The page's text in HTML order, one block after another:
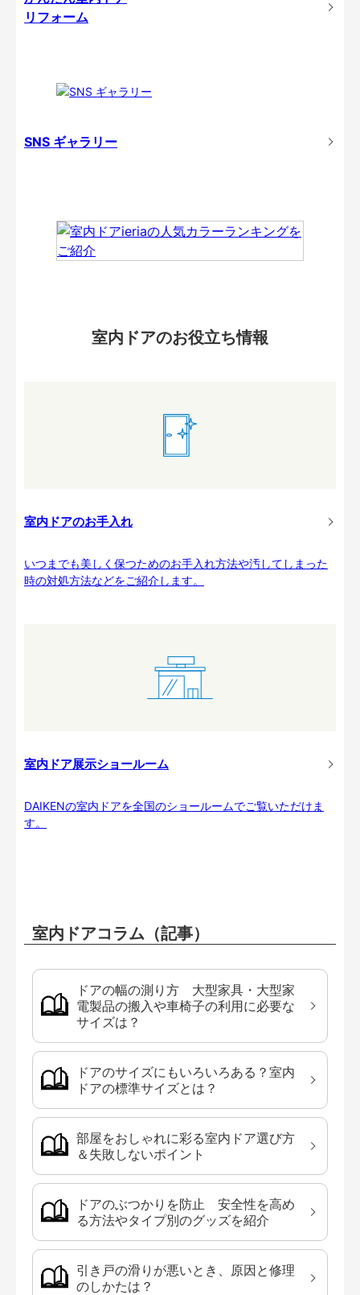
リフォーム
SNS ギャラリー
室内ドアのお役立ち情報
室内ドアのお手入れ
いつまでも美しく保つためのお手入れ方法や汚してしまった
時の対処方法などをご紹介します。
室内ドア展示ショールーム
DAIKENの室内ドアを全国のショールームでご覧いただけま
す。
室内ドアコラム（記事）
ドアの幅の測り方 大型家具・大型家
電製品の搬入や車椅子の利用に必要な
サイズは？
ドアのサイズにもいろいろある？室内
ドアの標準サイズとは？
部屋をおしゃれに彩る室内ドア選び方
＆失敗しないポイント
ドアのぶつかりを防止 安全性を高め
る方法やタイプ別のグッズを紹介
引き戸の滑りが悪いとき、原因と修理
のしかたは？